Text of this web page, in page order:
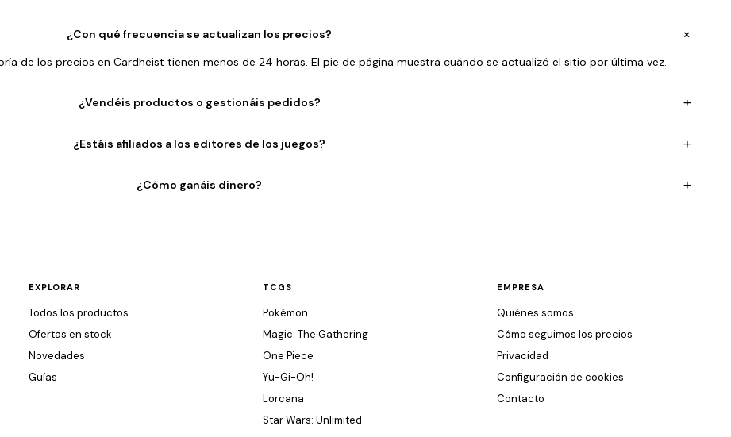
¿Con qué frecuencia se actualizan los precios? +
de los precios en Cardheist tienen menos de 24 horas. El pie de página muestra cuándo se actualizó el sitio por última vez.
¿Vendéis productos o gestionáis pedidos? +
¿Estáis afiliados a los editores de los juegos? +
¿Cómo ganáis dinero? +
EXPLORAR
Todos los productos
Ofertas en stock
Novedades
Guías
TCGS
Pokémon
Magic: The Gathering
One Piece
Yu-Gi-Oh!
Lorcana
Star Wars: Unlimited
EMPRESA
Quiénes somos
Cómo seguimos los precios
Privacidad
Configuración de cookies
Contacto